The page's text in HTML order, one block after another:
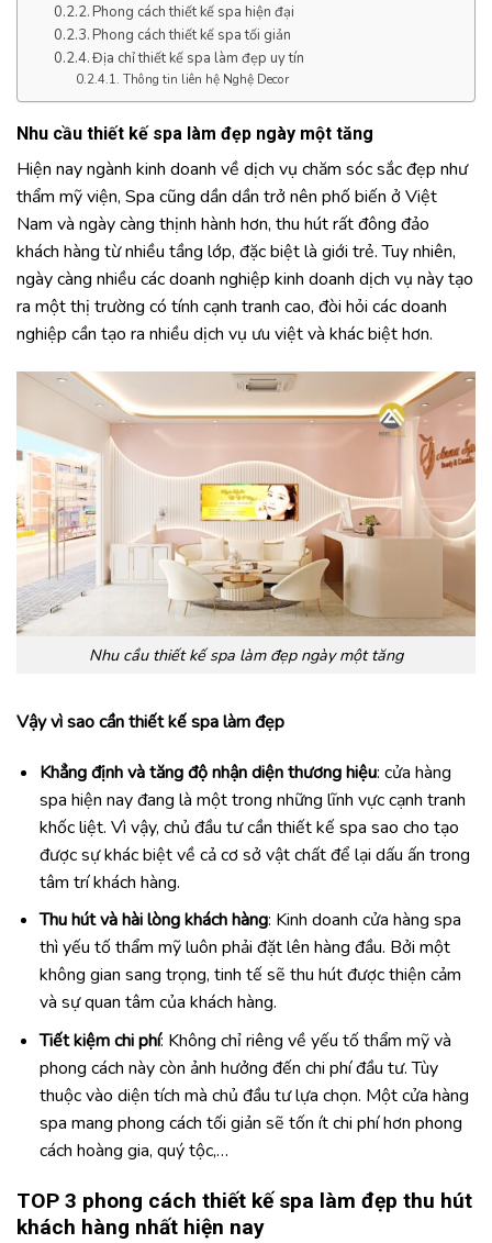
Phong cách thiết kế spa hiện đại
Phong cách thiết kế spa tối giản
Địa chỉ thiết kế spa làm đẹp uy tín
Thông tin liên hệ Nghệ Decor
Nhu cầu thiết kế spa làm đẹp ngày một tăng
Hiện nay ngành kinh doanh về dịch vụ chăm sóc sắc đẹp như
thẩm mỹ viện, Spa cũng dần dần trở nên phố biến ở Việt
Nam và ngày càng thịnh hành hơn, thu hút rất đông đảo
khách hàng từ nhiều tầng lớp, đặc biệt là giới trẻ. Tuy nhiên,
ngày càng nhiều các doanh nghiệp kinh doanh dịch vụ này tạo
ra một thị trường có tính cạnh tranh cao, đòi hỏi các doanh
nghiệp cần tạo ra nhiều dịch vụ ưu việt và khác biệt hơn.
Nhu cầu thiết kế spa làm đẹp ngày một tăng
Vậy vì sao cần thiết kế spa làm đẹp
Khẳng định và tăng độ nhận diện thương hiệu: cửa hàng
spa hiện nay đang là một trong những lĩnh vực cạnh tranh
khốc liệt. Vì vậy, chủ đầu tư cần thiết kế spa sao cho tạo
được sự khác biệt về cả cơ sở vật chất để lại dấu ấn trong
tâm trí khách hàng.
Thu hút và hài lòng khách hàng: Kinh doanh cửa hàng spa
thì yếu tố thẩm mỹ luôn phải đặt lên hàng đầu. Bởi một
không gian sang trọng, tinh tế sẽ thu hút được thiện cảm
và sự quan tâm của khách hàng.
Tiết kiệm chi phí: Không chỉ riêng về yếu tố thẩm mỹ và
phong cách này còn ảnh hưởng đến chi phí đầu tư. Tùy
thuộc vào diện tích mà chủ đầu tư lựa chọn. Một cửa hàng
spa mang phong cách tối giản sẽ tốn ít chi phí hơn phong
cách hoàng gia, quý tộc,…
TOP 3 phong cách thiết kế spa làm đẹp thu hút
khách hàng nhất hiện nay